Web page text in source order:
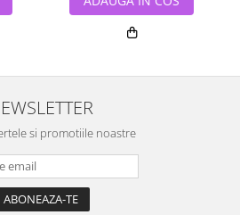
si promotiile noastre